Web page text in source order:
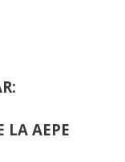
LA AEPE